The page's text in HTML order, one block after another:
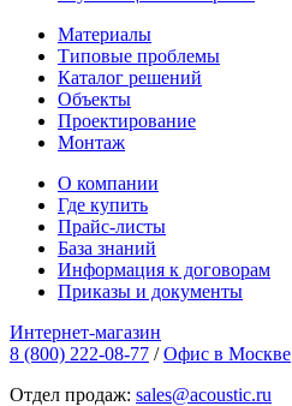
Материалы
Типовые проблемы
Каталог решений
Объекты
Проектирование
Монтаж
О компании
Где купить
Прайс-листы
База знаний
Информация к договорам
Приказы и документы
Интернет-магазин
8 (800) 222-08-77 / Офис в Москве
Отдел продаж: sales@acoustic.ru